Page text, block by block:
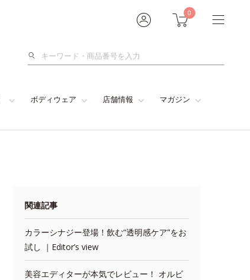
0
検
ボディウェア 店舗情報 マガジン
関連記事
カラーシナジー登場！飲む“透明感ケア”をお
試し ｜Editor’s view
美容エディターが本気でレビュー！ オルビ